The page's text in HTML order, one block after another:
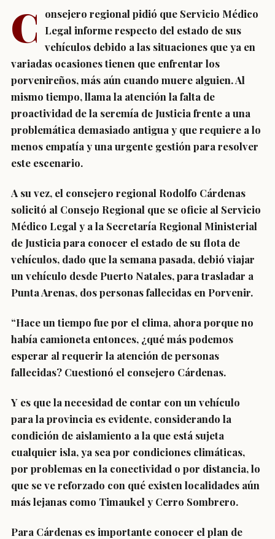
C
onsejero regional pidió que Servicio Médico
Legal informe respecto del estado de sus
vehículos debido a las situaciones que ya en
variadas ocasiones tienen que enfrentar los
porvenireños, más aún cuando muere alguien. Al
mismo tiempo, llama la atención la falta de
proactividad de la seremía de Justicia frente a una
problemática demasiado antigua y que requiere a lo
menos empatía y una urgente gestión para resolver
este escenario.
A su vez, el consejero regional Rodolfo Cárdenas
solicitó al Consejo Regional que se oficie al Servicio
Médico Legal y a la Secretaría Regional Ministerial
de Justicia para conocer el estado de su flota de
vehículos, dado que la semana pasada, debió viajar
un vehículo desde Puerto Natales, para trasladar a
Punta Arenas, dos personas fallecidas en Porvenir.
“Hace un tiempo fue por el clima, ahora porque no
había camioneta entonces, ¿qué más podemos
esperar al requerir la atención de personas
fallecidas? Cuestionó el consejero Cárdenas.
Y es que la necesidad de contar con un vehículo
para la provincia es evidente, considerando la
condición de aislamiento a la que está sujeta
cualquier isla, ya sea por condiciones climáticas,
por problemas en la conectividad o por distancia, lo
que se ve reforzado con qué existen localidades aún
más lejanas como Timaukel y Cerro Sombrero.
Para Cárdenas es importante conocer el plan de